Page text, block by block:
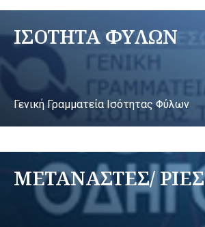
ΙΣΟΤΗΤΑ ΦΥΛΩΝ
Γενική Γραμματεία Ισότητας Φύλων
ΜΕΤΑΝΑΣΤΕΣ/ ΡΙΕΣ